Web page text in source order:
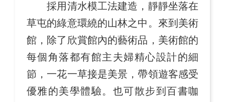
採用清水模工法建造，靜靜坐落在
草屯的綠意環繞的山林之中。來到美術
館，除了欣賞館內的藝術品，美術館的
每個角落都有館主夫婦精心設計的細
節，一花一草接是美景，帶領遊客感受
優雅的美學體驗。也可散步到百書咖